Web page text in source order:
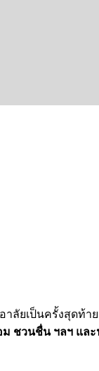
าลัยเป็นครั้งสุดท้าย
ชวนชื่น ฯลฯ แล